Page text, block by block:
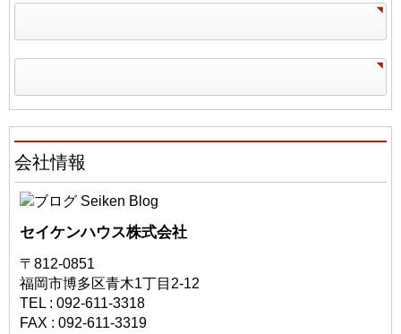
会社情報
セイケンハウス株式会社
〒812-0851
福岡市博多区青木1丁目2-12
TEL : 092-611-3318
FAX : 092-611-3319